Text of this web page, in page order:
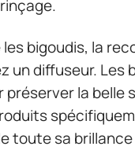
bigoudis, la
un diffuseur.
la belle
toute sa